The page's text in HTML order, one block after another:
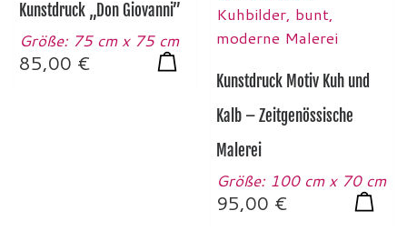
Kunstdruck „Don Giovanni”
Größe: 75 cm x 75 cm
85,00 €
Kunstdruck Motiv Kuh und
Kalb – Zeitgenössische
Malerei
Größe: 100 cm x 70 cm
95,00 €